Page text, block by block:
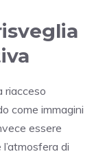
riacceso
come immagini
essere
di